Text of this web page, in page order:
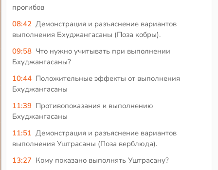
прогибов
08:42 Демонстрация и разъяснение вариантов
выполнения Бхуджангасаны (Поза кобры).
09:58 Что нужно учитывать при выполнении
Бхуджангасаны?
10:44 Положительные эффекты от выполнения
Бхуджангасаны
11:39 Противопоказания к выполнению
Бхуджангасаны
11:51 Демонстрация и разъяснение вариантов
выполнения Уштрасаны (Поза верблюда).
13:27 Кому показано выполнять Уштрасану?